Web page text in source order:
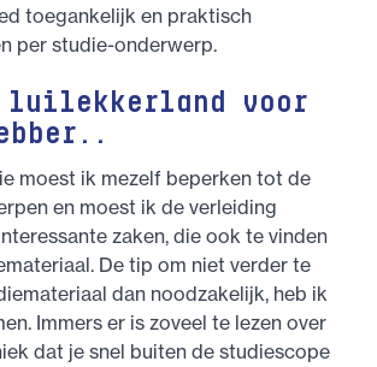
toegankelijk en praktisch
per studie-onderwerp.
luilekkerland voor
moest ik mezelf beperken tot de
en moest ik de verleiding
zaken, die ook te vinden
De tip om niet verder te
dan noodzakelijk, heb ik
Immers er is zoveel te lezen over
dat je snel buiten de studiescope